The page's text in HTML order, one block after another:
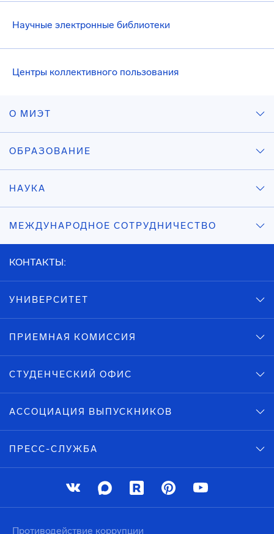
Научные электронные библиотеки
Центры коллективного пользования
О МИЭТ
ОБРАЗОВАНИЕ
НАУКА
МЕЖДУНАРОДНОЕ СОТРУДНИЧЕСТВО
КОНТАКТЫ:
УНИВЕРСИТЕТ
ПРИЕМНАЯ КОМИССИЯ
СТУДЕНЧЕСКИЙ ОФИС
АССОЦИАЦИЯ ВЫПУСКНИКОВ
ПРЕСС-СЛУЖБА
Противодействие коррупции